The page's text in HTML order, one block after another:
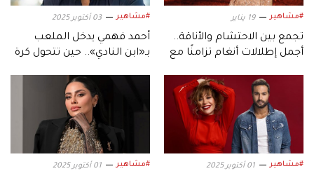
#مشاهير 19 يناير
تجمع بين الاحتشام والأناقة..
أجمل إطلالات أنغام تزامنًا مع
#مشاهير 03 أكتوبر 2025
أحمد فهمي يدخل الملعب
بـ«ابن النادي».. حين تتحول كرة
#مشاهير 01 أكتوبر 2025 #مشاهير 01 أكتوبر 2025